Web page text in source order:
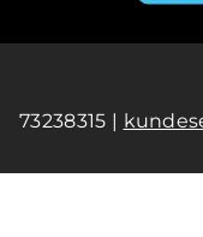
73238315 |